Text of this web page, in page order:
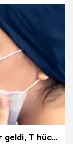
açıkladı.
karşı koruyor
İşte BioNTech
Omicron müjdesi! Sevindiren haber geldi, T hücresi ile ilgili yapılan araştırmada...